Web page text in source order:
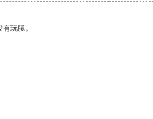
玩腻。